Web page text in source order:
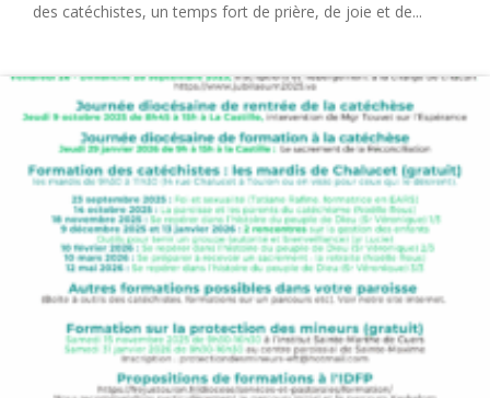
des catéchistes, un temps fort de prière, de joie et de...